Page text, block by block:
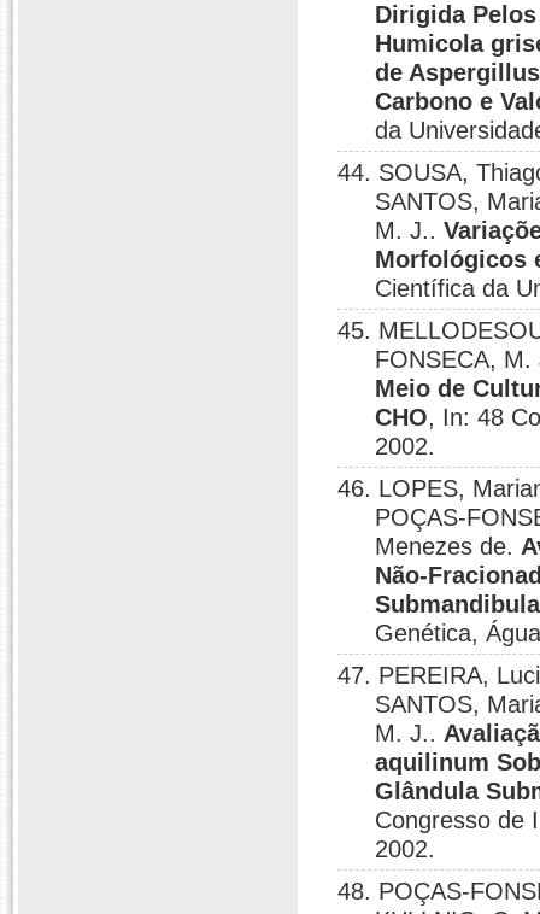
Dirigida
Humicola
de
Carbono e
da
44. SOUSA,
SANTOS,
M. J..
Morfológicos
Científica da
45.
FONSECA,
Meio de
CHO, In: 48
2002.
46. LOPES,
POÇAS-
Menezes de.
Não-
Genética,
47. PEREIRA,
SANTOS,
M. J..
aquilinum
Glândula
Congresso de
2002.
48. POÇAS-